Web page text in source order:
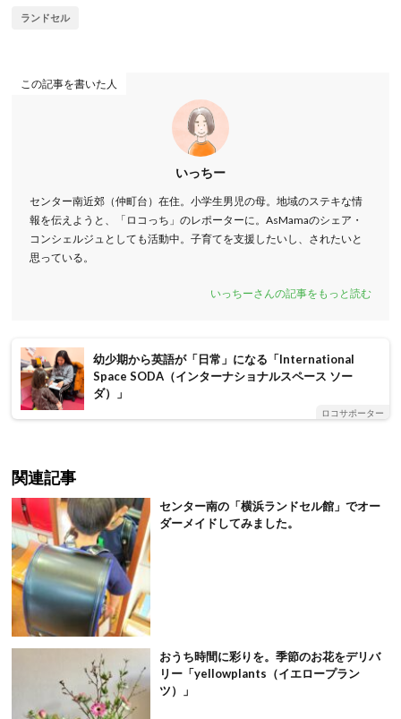
ランドセル
この記事を書いた人
いっちー
センター南近郊（仲町台）在住。小学生男児の母。地域のステキな情
報を伝えようと、「ロコっち」のレポーターに。AsMamaのシェア・
コンシェルジュとしても活動中。子育てを支援したいし、されたいと
思っている。
いっちーさんの記事をもっと読む
幼少期から英語が「日常」になる「International
Space SODA（インターナショナルスペース ソー
ダ）」
ロコサポーター
関連記事
センター南の「横浜ランドセル館」でオー
ダーメイドしてみました。
おうち時間に彩りを。季節のお花をデリバ
リー「yellowplants（イエロープラン
ツ）」